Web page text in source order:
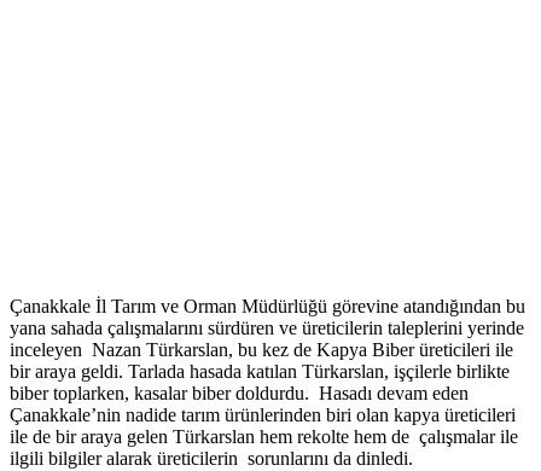
Çanakkale İl Tarım ve Orman Müdürlüğü görevine atandığından bu
yana sahada çalışmalarını sürdüren ve üreticilerin taleplerini yerinde
inceleyen Nazan Türkarslan, bu kez de Kapya Biber üreticileri ile
bir araya geldi. Tarlada hasada katılan Türkarslan, işçilerle birlikte
biber toplarken, kasalar biber doldurdu. Hasadı devam eden
Çanakkale’nin nadide tarım ürünlerinden biri olan kapya üreticileri
ile de bir araya gelen Türkarslan hem rekolte hem de çalışmalar ile
ilgili bilgiler alarak üreticilerin sorunlarını da dinledi.